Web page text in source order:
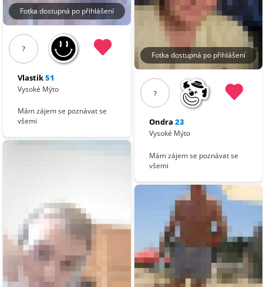
Fotka dostupná po přihlášení
?
Vlastik51
Vysoké Mýto
Mám zájem se poznávat se
všemi
Fotka dostupná po přihlášení
?
Ondra 23
Vysoké Mýto
Mám zájem se poznávat se
všemi